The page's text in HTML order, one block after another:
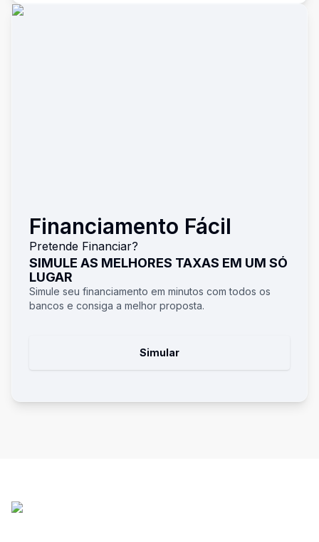
Financiamento Fácil
Pretende Financiar?
SIMULE AS MELHORES TAXAS EM UM SÓ
LUGAR
Simule seu financiamento em minutos com todos os
bancos e consiga a melhor proposta.
Simular